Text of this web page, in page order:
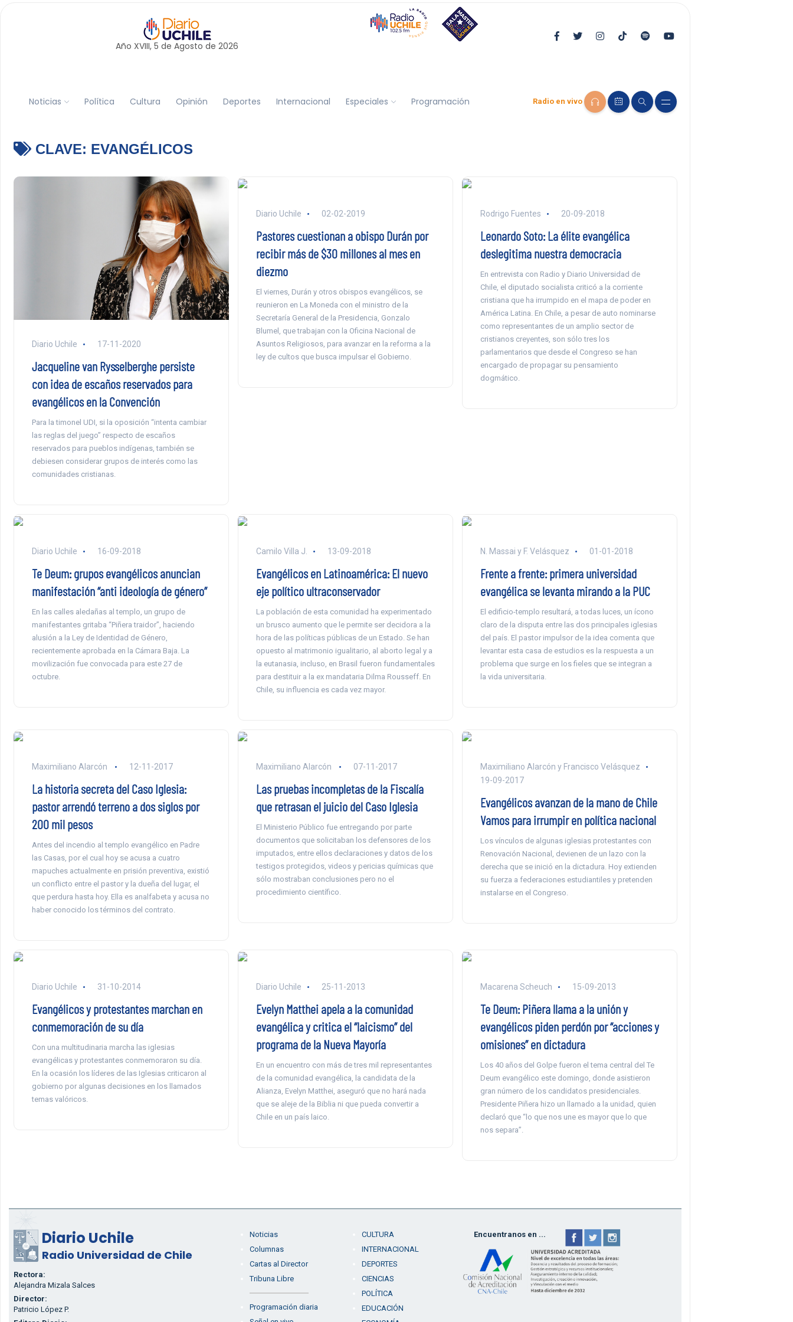
Año XVIII, 5 de Agosto de 2026
Noticias Política Cultura Opinión Deportes Internacional Especiales Programación Radio en vivo
CLAVE: EVANGÉLICOS
Diario Uchile 17-11-2020
Jacqueline van Rysselberghe persiste
con idea de escaños reservados para
evangélicos en la Convención
Para la timonel UDI, si la oposición “intenta cambiar
las reglas del juego” respecto de escaños
reservados para pueblos indígenas, también se
debiesen considerar grupos de interés como las
comunidades cristianas.
Diario Uchile 02-02-2019
Pastores cuestionan a obispo Durán por
recibir más de $30 millones al mes en
diezmo
El viernes, Durán y otros obispos evangélicos, se
reunieron en La Moneda con el ministro de la
Secretaría General de la Presidencia, Gonzalo
Blumel, que trabajan con la Oficina Nacional de
Asuntos Religiosos, para avanzar en la reforma a la
ley de cultos que busca impulsar el Gobierno.
Rodrigo Fuentes 20-09-2018
Leonardo Soto: La élite evangélica
deslegitima nuestra democracia
En entrevista con Radio y Diario Universidad de
Chile, el diputado socialista criticó a la corriente
cristiana que ha irrumpido en el mapa de poder en
América Latina. En Chile, a pesar de auto nominarse
como representantes de un amplio sector de
cristianos creyentes, son sólo tres los
parlamentarios que desde el Congreso se han
encargado de propagar su pensamiento
dogmático.
Diario Uchile 16-09-2018
Te Deum: grupos evangélicos anuncian
manifestación “anti ideología de género”
En las calles aledañas al templo, un grupo de
manifestantes gritaba “Piñera traidor”, haciendo
alusión a la Ley de Identidad de Género,
recientemente aprobada en la Cámara Baja. La
movilización fue convocada para este 27 de
octubre.
Camilo Villa J. 13-09-2018
Evangélicos en Latinoamérica: El nuevo
eje político ultraconservador
La población de esta comunidad ha experimentado
un brusco aumento que le permite ser decidora a la
hora de las políticas públicas de un Estado. Se han
opuesto al matrimonio igualitario, al aborto legal y a
la eutanasia, incluso, en Brasil fueron fundamentales
para destituir a la ex mandataria Dilma Rousseff. En
Chile, su influencia es cada vez mayor.
N. Massai y F. Velásquez 01-01-2018
Frente a frente: primera universidad
evangélica se levanta mirando a la PUC
El edificio-templo resultará, a todas luces, un ícono
claro de la disputa entre las dos principales iglesias
del país. El pastor impulsor de la idea comenta que
levantar esta casa de estudios es la respuesta a un
problema que surge en los fieles que se integran a
la vida universitaria.
Maximiliano Alarcón 12-11-2017
La historia secreta del Caso Iglesia:
pastor arrendó terreno a dos siglos por
200 mil pesos
Antes del incendio al templo evangélico en Padre
las Casas, por el cual hoy se acusa a cuatro
mapuches actualmente en prisión preventiva, existió
un conflicto entre el pastor y la dueña del lugar, el
que perdura hasta hoy. Ella es analfabeta y acusa no
haber conocido los términos del contrato.
Maximiliano Alarcón 07-11-2017
Las pruebas incompletas de la Fiscalía
que retrasan el juicio del Caso Iglesia
El Ministerio Público fue entregando por parte
documentos que solicitaban los defensores de los
imputados, entre ellos declaraciones y datos de los
testigos protegidos, videos y pericias químicas que
sólo mostraban conclusiones pero no el
procedimiento científico.
Maximiliano Alarcón y Francisco Velásquez
19-09-2017
Evangélicos avanzan de la mano de Chile
Vamos para irrumpir en política nacional
Los vínculos de algunas iglesias protestantes con
Renovación Nacional, devienen de un lazo con la
derecha que se inició en la dictadura. Hoy extienden
su fuerza a federaciones estudiantiles y pretenden
instalarse en el Congreso.
Diario Uchile 31-10-2014
Evangélicos y protestantes marchan en
conmemoración de su día
Con una multitudinaria marcha las iglesias
evangélicas y protestantes conmemoraron su día.
En la ocasión los líderes de las Iglesias criticaron al
gobierno por algunas decisiones en los llamados
temas valóricos.
Diario Uchile 25-11-2013
Evelyn Matthei apela a la comunidad
evangélica y critica el “laicismo” del
programa de la Nueva Mayoría
En un encuentro con más de tres mil representantes
de la comunidad evangélica, la candidata de la
Alianza, Evelyn Matthei, aseguró que no hará nada
que se aleje de la Biblia ni que pueda convertir a
Chile en un país laico.
Macarena Scheuch 15-09-2013
Te Deum: Piñera llama a la unión y
evangélicos piden perdón por “acciones y
omisiones” en dictadura
Los 40 años del Golpe fueron el tema central del Te
Deum evangélico este domingo, donde asistieron
gran número de los candidatos presidenciales.
Presidente Piñera hizo un llamado a la unidad, quien
declaró que “lo que nos une es mayor que lo que
nos separa”.
Diario Uchile
Radio Universidad de Chile
Rectora:
Alejandra Mizala Salces
Director:
Patricio López P.
Noticias
Columnas
Cartas al Director
Tribuna Libre
Programación diaria
CULTURA
INTERNACIONAL
DEPORTES
CIENCIAS
POLÍTICA
EDUCACIÓN
Encuentranos en ...